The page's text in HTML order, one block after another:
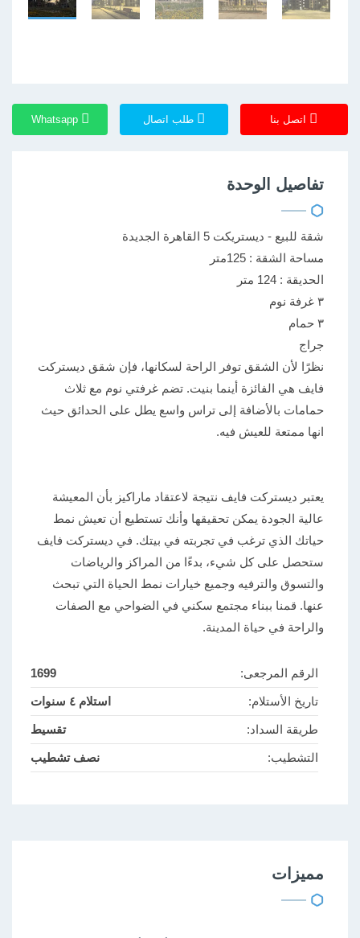
اتصل بنا طلب اتصال Whatsapp
تفاصيل الوحدة
شقة للبيع - ديستريكت 5 القاهرة الجديدة
مساحة الشقة : 125متر
الحديقة : 124 متر
٣ غرفة نوم
٣ حمام
جراج
نظرًا لأن الشقق توفر الراحة لسكانها، فإن شقق ديستركت
فايف هي الفائزة أينما بنيت. تضم غرفتي نوم مع ثلاث
حمامات بالأضافة إلى تراس واسع يطل على الحدائق حيث
انها ممتعة للعيش فيه.
يعتبر ديستركت فايف نتيجة لاعتقاد ماراكيز بأن المعيشة
عالية الجودة يمكن تحقيقها وأنك تستطيع أن تعيش نمط
حياتك الذي ترغب في تجربته في بيتك. في ديستركت فايف
ستحصل على كل شيء، بدءًا من المراكز والرياضات
والتسوق والترفيه وجميع خيارات نمط الحياة التي تبحث
عنها. قمنا ببناء مجتمع سكني في الضواحي مع الصفات
والراحة في حياة المدينة.
الرقم المرجعى: 1699
تاريخ الأستلام: استلام ٤ سنوات
طريقة السداد: تقسيط
التشطيب: نصف تشطيب
مميزات